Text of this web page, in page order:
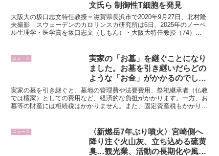
文氏ら 制御性T細胞を発見
大阪大の坂口志文特任教授＝滋賀県長浜市で2020年9月27日、北村隆
夫撮影 スウェーデンのカロリンスカ研究所は6日、2025年のノーベ
ル生理学・医学賞を坂口志文（しもん）・大阪大特任教授（74）ら3
ニュース
実家の「お墓」を継ぐことになり
ました。お墓を引き継いだらどの
ような「お金」がかかるのでしょ
うか？
実家の墓を引き継ぐと、墓地の管理費や法要費用、祭祀継承者（仏教
では檀家）としての費用など、経済的な負担がかかります。一方、お
墓等の財産には相続税はかかりません。また、固定資産税もかかりま
ニュース
〈新燃岳7年ぶり噴火〉宮崎側へ
降り注ぐ火山灰、立ち込める硫黄
臭…観光業、活動の長期化や風評